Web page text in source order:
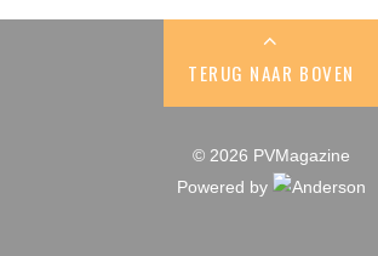
TERUG NAAR BOVEN
© 2026 PVMagazine
Powered by